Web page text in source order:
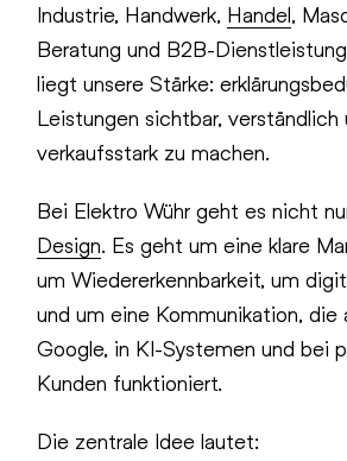
Industrie, Handwerk, Handel,
Beratung und B2B-
liegt unsere Stärke:
Leistungen sichtbar, verständlich
verkaufsstark zu machen.
Bei Elektro Wühr geht es nicht
Design. Es geht um eine klare
um Wiedererkennbarkeit, um
und um eine Kommunikation, die
Google, in KI-Systemen und bei
Kunden funktioniert.
Die zentrale Idee lautet: